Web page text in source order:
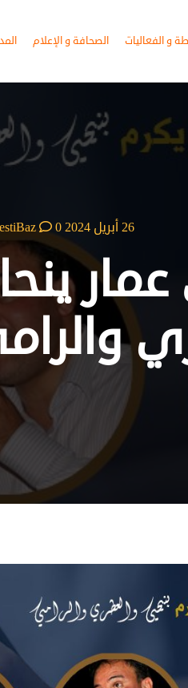
و الفعاليات الصحافة و الإعلام
26 أبريل 2024 by
0